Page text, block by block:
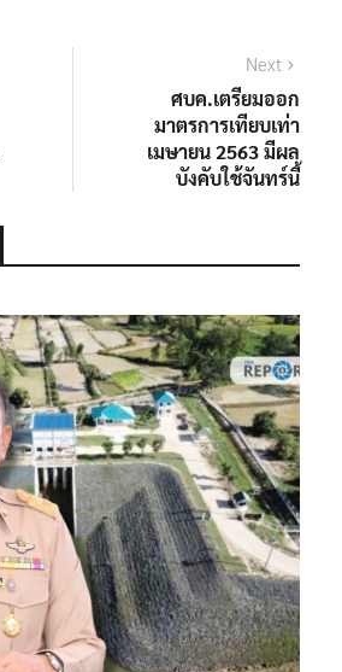
Next
ศบค.เตรียมออก
มาตรการเทียบเท่า
เมษายน 2563 มีผล
บังคับใช้จันทร์นี้